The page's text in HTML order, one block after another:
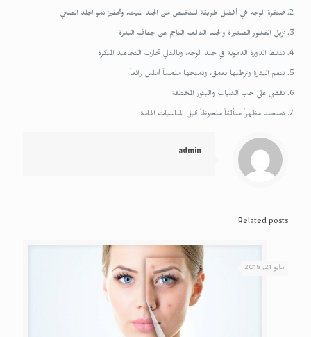
صنفرة الوجه هي أفضل طريقة للتخلص من الجلد الميت، وتحفيز نمو الجلد الصحي
تزيل القشور الصغيرة والجلد التالف الناجم عن جفاف البشرة
تنشط الدورة الدموية في جلد الوجه، وبالتالي تحارب التجاعيد المبكرة
تنعم البشرة وترطبها بعمق، وتمنحها ملمساً أملس رائعاً
تقضي على حب الشباب والبثور المختلفة
تمنحك مظهراً متألقاً ملحوظاً قبل المناسبات الهامة
admin
Related posts
مايو 21, 2018